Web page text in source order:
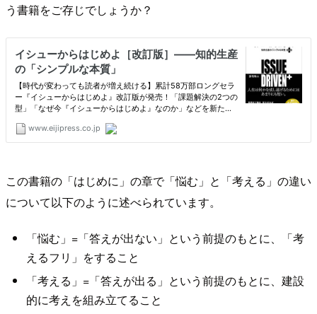
う書籍をご存じでしょうか？
この書籍の「はじめに」の章で「悩む」と「考える」の違い
について以下のように述べられています。
「悩む」=「答えが出ない」という前提のもとに、「考
えるフリ」をすること
「考える」=「答えが出る」という前提のもとに、建設
的に考えを組み立てること